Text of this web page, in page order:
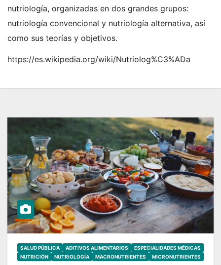
nutriología, organizadas en dos grandes grupos:
nutriología convencional y nutriología alternativa, así
como sus teorías y objetivos.
https://es.wikipedia.org/wiki/Nutriolog%C3%ADa
SALUD PÚBLICA ADITIVOS ALIMENTARIOS
ESPECIALIDADES MÉDICAS
NUTRICIÓN
NUTRIOLOGÍA MACRONUTRIENTES MICRONUTRIENTES